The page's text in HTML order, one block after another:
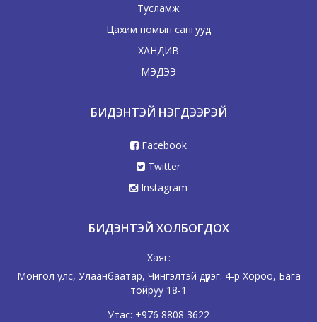
Тусламж
Цахим номын сангууд
ХАНДИВ
МЭДЭЭ
БИДЭНТЭЙ НЭГДЭЭРЭЙ
Facebook
Twitter
Instagram
БИДЭНТЭЙ ХОЛБОГДОХ
Хаяг:
Монгол улс, Улаанбаатар, Чингэлтэй дүүрэг. 4-р Хороо, Бага
тойруу 18-1
Утас: +976 8808 3622